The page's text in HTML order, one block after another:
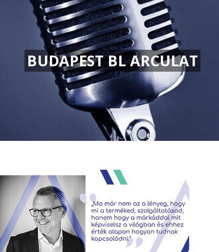
BUDAPEST BL ARCULAT